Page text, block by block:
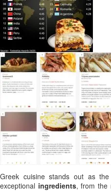
Greek cuisine stands out as
exceptional ingredients, from the